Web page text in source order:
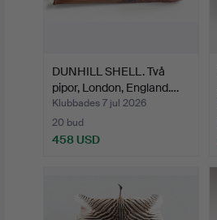
DUNHILL SHELL. Två
pipor, London, England.…
Klubbades 7 jul 2026
20 bud
458 USD